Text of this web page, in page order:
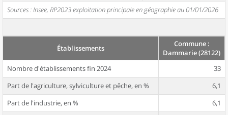
Sources : Insee, RP2023 exploitation principale en géographie au 01/01/2026
Établissements
Commune :
Dammarie (28122)
Nombre d'établissements fin 2024
33
Part de l'agriculture, sylviculture et pêche, en %
6,1
Part de l'industrie, en %
6,1